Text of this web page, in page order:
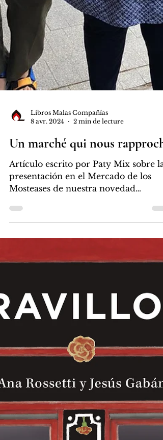
Libros Malas Compañías
8 avr. 2024
2 min de lecture
Un marché qui nous rapproche